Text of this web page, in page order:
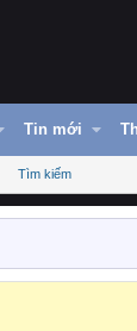
Tin mới
Tìm kiếm